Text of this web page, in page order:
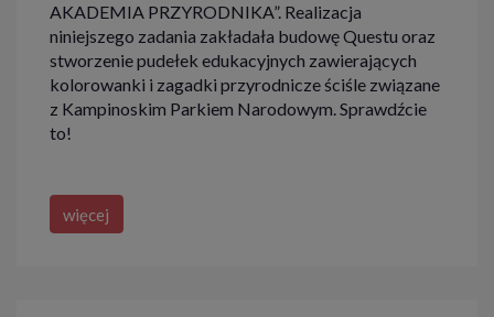
AKADEMIA PRZYRODNIKA”. Realizacja
niniejszego zadania zakładała budowę Questu oraz
stworzenie pudełek edukacyjnych zawierających
kolorowanki i zagadki przyrodnicze ściśle związane
z Kampinoskim Parkiem Narodowym. Sprawdźcie
to!
więcej